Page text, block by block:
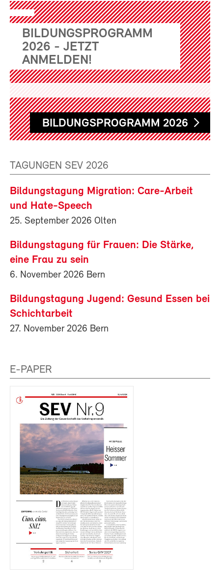
BILDUNGSPROGRAMM
2026 - JETZT
ANMELDEN!
BILDUNGSPROGRAMM 2026
TAGUNGEN SEV 2026
Bildungstagung Migration: Care-Arbeit
und Hate-Speech
25. September 2026 Olten
Bildungstagung für Frauen: Die Stärke,
eine Frau zu sein
6. November 2026 Bern
Bildungstagung Jugend: Gesund Essen bei
Schichtarbeit
27. November 2026 Bern
E-PAPER